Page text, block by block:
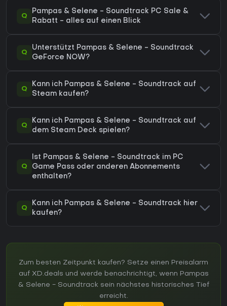
Q
Pampas & Selene - Soundtrack PC Sale &
Rabatt - alles auf einen Blick
Q
Unterstützt Pampas & Selene - Soundtrack
GeForce NOW?
Q
Kann ich Pampas & Selene - Soundtrack auf
Steam kaufen?
Q
Kann ich Pampas & Selene - Soundtrack auf
dem Steam Deck spielen?
Q
Ist Pampas & Selene - Soundtrack im PC
Game Pass oder anderen Abonnements
enthalten?
Q
Kann ich Pampas & Selene - Soundtrack hier
kaufen?
Zum besten Zeitpunkt kaufen? Setze einen Preisalarm
auf XD.deals und werde benachrichtigt, wenn Pampas
& Selene - Soundtrack sein nächstes historisches Tief
erreicht.